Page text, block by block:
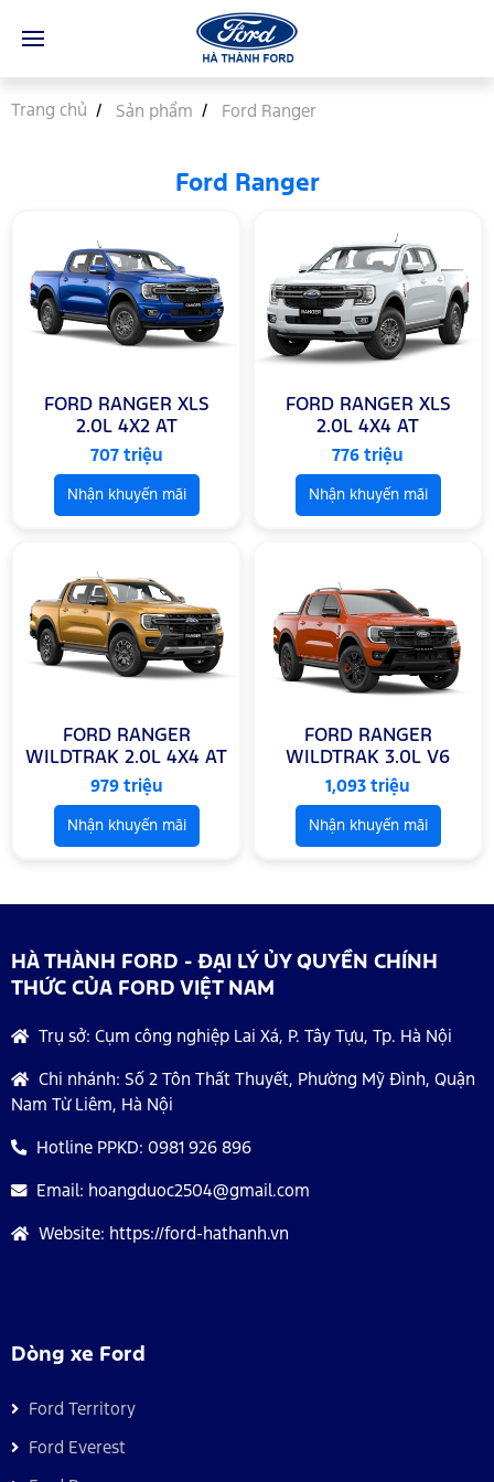
Trang chủ Sản phẩm Ford Ranger
Ford Ranger
FORD RANGER XLS
2.0L 4X2 AT
707 triệu
Nhận khuyến mãi
FORD RANGER XLS
2.0L 4X4 AT
776 triệu
Nhận khuyến mãi
FORD RANGER
WILDTRAK 2.0L 4X4 AT
979 triệu
Nhận khuyến mãi
FORD RANGER
WILDTRAK 3.0L V6
1,093 triệu
Nhận khuyến mãi
HÀ THÀNH FORD - ĐẠI LÝ ỦY QUYỀN CHÍNH
THỨC CỦA FORD VIỆT NAM
Trụ sở: Cụm công nghiệp Lai Xá, P. Tây Tựu, Tp. Hà Nội
Chi nhánh: Số 2 Tôn Thất Thuyết, Phường Mỹ Đình, Quận
Nam Từ Liêm, Hà Nội
Hotline PPKD: 0981 926 896
Email: hoangduoc2504@gmail.com
Website: https://ford-hathanh.vn
Dòng xe Ford
Ford Territory
Ford Everest